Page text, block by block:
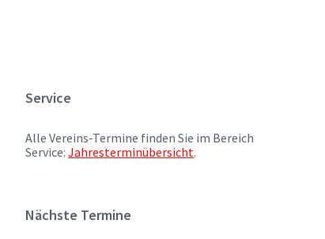
Service
Alle Vereins-Termine finden Sie im Bereich
Service:Jahresterminübersicht.
Nächste Termine